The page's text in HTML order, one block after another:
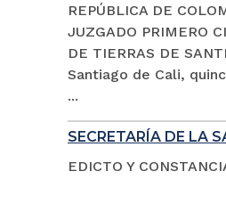
REPÚBLICA DE
JUZGADO PRIMERO
DE TIERRAS DE
Santiago de Cali,
...
SECRETARÍA DE LA
EDICTO Y